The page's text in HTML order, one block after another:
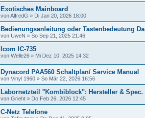
Exotisches Mainboard
vonAlfredG » Di Jan 20, 2026 18:00
Bedienungsanleitung oder Tastenbedeutung
von UweN » So Sep 21, 2025 21:46
Icom IC-735
von Welle26 » Mi Dez 10, 2025 14:32
Dynacord PAA560 Schaltplan/ Service Manual
von Vinyl 1960 » So Mär 22, 2026 16:56
Labornetzteil "Kombiblock": Hersteller & Spec.
von Grieht » Do Feb 26, 2026 12:45
C-Netz Telefone